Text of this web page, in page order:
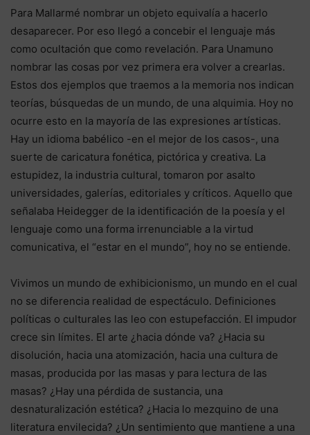
Para Mallarmé nombrar un objeto equivalía a hacerlo
desaparecer. Por eso llegó a concebir el lenguaje más
como ocultación que como revelación. Para Unamuno
nombrar las cosas por vez primera era volver a crearlas.
Estos dos ejemplos que traemos a la memoria nos indican
teorías, búsquedas de un mundo, de una alquimia. Hoy no
ocurre esto en la mayoría de las expresiones artísticas.
Hay un idioma babélico -en el mejor de los casos-, una
suerte de caricatura fonética, pictórica y creativa. La
estupidez, la industria cultural, tomaron por asalto
universidades, galerías, editoriales y críticos. Aquello que
señalaba Heidegger de la identificación de la poesía y el
lenguaje como una forma irrenunciable a la virtud
comunicativa, el “estar en el mundo”, hoy no se entiende.
Vivimos un mundo de exhibicionismo, un mundo en el cual
no se diferencia realidad de espectáculo. Definiciones
políticas o culturales las leo con estupefacción. El impudor
crece sin límites. El arte ¿hacia dónde va? ¿Hacia su
disolución, hacia una atomización, hacia una cultura de
masas, producida por las masas y para lectura de las
masas? ¿Hay una pérdida de sustancia, una
desnaturalización estética? ¿Hacia lo mezquino de una
literatura envilecida? ¿Un sentimiento que mantiene a una